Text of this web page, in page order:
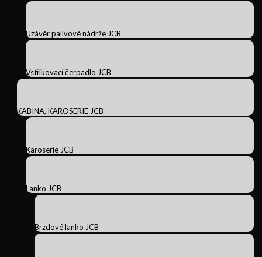
Uzávěr palivové nádrže JCB
Vstřikovací čerpadlo JCB
KABINA, KAROSERIE JCB
Karoserie JCB
Lanko JCB
Brzdové lanko JCB